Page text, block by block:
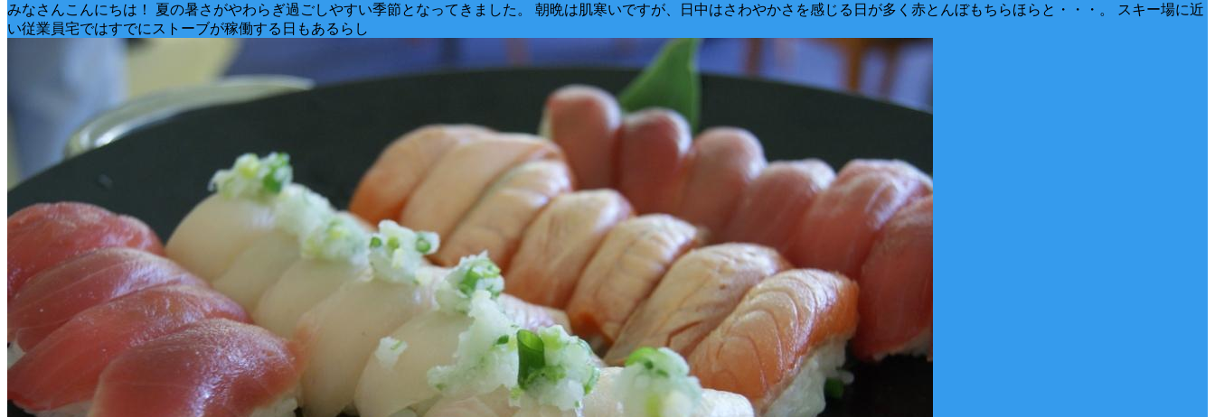
みなさんこんにちは！ 夏の暑さがやわらぎ過ごしやすい季節となってきました。 朝晩は肌寒いですが、日中はさわやかさを感じる日が多く赤とんぼもちらほらと・・・。 スキー場に近
い従業員宅ではすでにストーブが稼働する日もあるらし